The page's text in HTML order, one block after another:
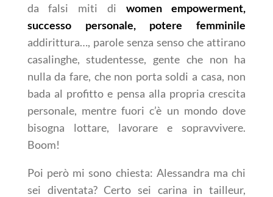
da falsi miti di women empowerment,
successo personale, potere femminile
addirittura…, parole senza senso che attirano
casalinghe, studentesse, gente che non ha
nulla da fare, che non porta soldi a casa, non
bada al profitto e pensa alla propria crescita
personale, mentre fuori c’è un mondo dove
bisogna lottare, lavorare e sopravvivere.
Boom!
Poi però mi sono chiesta: Alessandra ma chi
sei diventata? Certo sei carina in tailleur,